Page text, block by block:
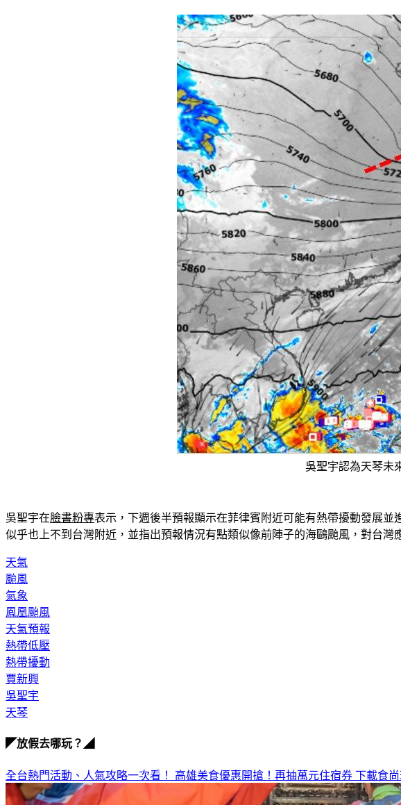
吳聖宇認為天琴未
吳聖宇在臉書粉專表示，下週後半預報顯示在菲律賓附近可能有熱帶擾動發展
似乎也上不到台灣附近，並指出預報情況有點類似像前陣子的海鷗颱風，對台灣
天氣
颱風
氣象
鳳凰颱風
天氣預報
熱帶低壓
熱帶擾動
賈新興
吳聖宇
天琴
◤放假去哪玩？◢
全台熱門活動、人氣攻略一次看！ 高雄美食優惠開搶！再抽萬元住宿券 下載食